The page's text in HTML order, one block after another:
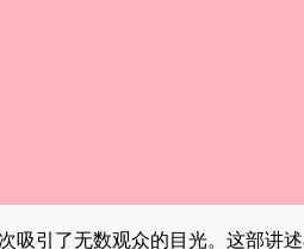
吸引了无数观众的目光。这部讲